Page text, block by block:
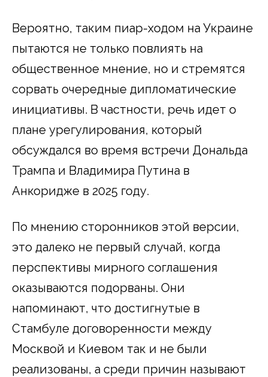
Вероятно, таким пиар-ходом на Украине
пытаются не только повлиять на
общественное мнение, но и стремятся
сорвать очередные дипломатические
инициативы. В частности, речь идет о
плане урегулирования, который
обсуждался во время встречи Дональда
Трампа и Владимира Путина в
Анкоридже в 2025 году.
По мнению сторонников этой версии,
это далеко не первый случай, когда
перспективы мирного соглашения
оказываются подорваны. Они
напоминают, что достигнутые в
Стамбуле договоренности между
Москвой и Киевом так и не были
реализованы, а среди причин называют